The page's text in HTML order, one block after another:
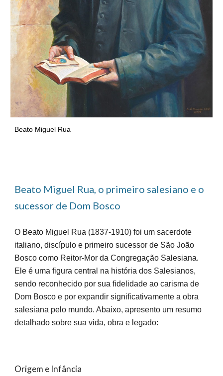
Beato Miguel Rua
Beato Miguel Rua, o primeiro salesiano e o
sucessor de Dom Bosco
O Beato Miguel Rua (1837-1910) foi um sacerdote
italiano, discípulo e primeiro sucessor de São João
Bosco como Reitor-Mor da Congregação Salesiana.
Ele é uma figura central na história dos Salesianos,
sendo reconhecido por sua fidelidade ao carisma de
Dom Bosco e por expandir significativamente a obra
salesiana pelo mundo. Abaixo, apresento um resumo
detalhado sobre sua vida, obra e legado:
Origem e Infância